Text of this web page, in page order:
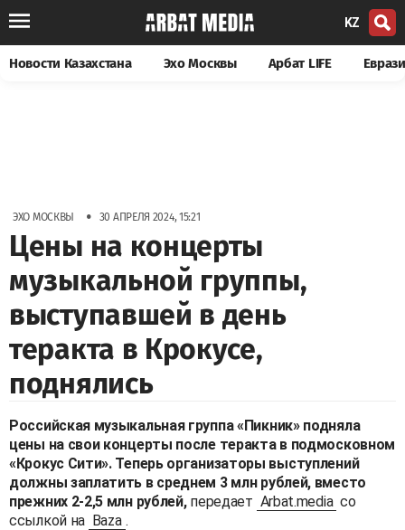
KZ
Новости Казахстана Эхо Москвы Арбат LIFE
ЭХО МОСКВЫ • 30 АПРЕЛЯ 2024, 15:21
Цены на концерты
музыкальной группы,
выступавшей в день
теракта в Крокусе,
поднялись
Российская музыкальная группа «Пикник» подняла
цены на свои концерты после теракта в подмосковном
«Крокус Сити». Теперь организаторы выступлений
должны заплатить в среднем 3 млн рублей, вместо
прежних 2-2,5 млн рублей, передает Arbat.media со
ссылкой на Baza .